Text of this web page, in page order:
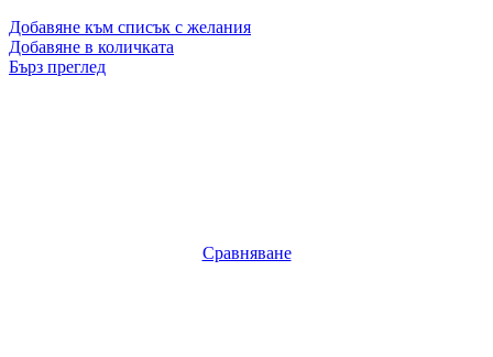
Добавяне към списък с желания
Добавяне в количката
Бърз преглед
Сравняване